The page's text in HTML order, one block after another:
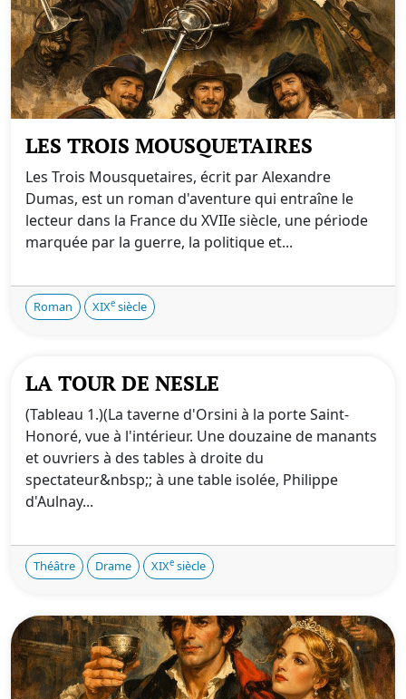
LES TROIS MOUSQUETAIRES
Les Trois Mousquetaires, écrit par Alexandre
Dumas, est un roman d'aventure qui entraîne le
lecteur dans la France du XVIIe siècle, une période
marquée par la guerre, la politique et...
Roman XIXe siècle
LA TOUR DE NESLE
(Tableau 1.)(La taverne d'Orsini à la porte Saint-
Honoré, vue à l'intérieur. Une douzaine de manants
et ouvriers à des tables à droite du
spectateur&nbsp;; à une table isolée, Philippe
d'Aulnay...
Théâtre Drame XIXe siècle